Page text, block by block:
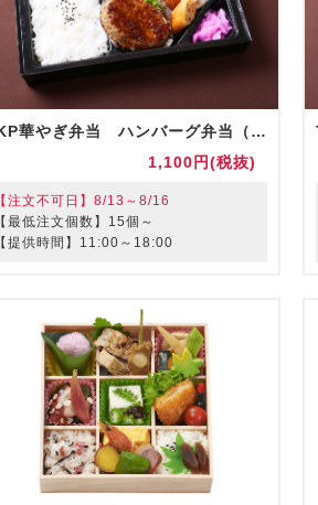
TKP華やぎ弁当 ハンバーグ弁当（お茶付）
1,100円(税抜)
【注文不可日】8/13～8/16
【最低注文個数】15個～
【提供時間】11:00～18:00